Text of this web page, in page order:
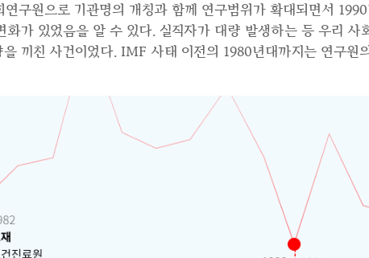
구원으로 기관명의 개칭과 함께 연구범위가 확대되면서
가 있었음을 알 수 있다. 실직자가 대량 발생하는 등 우리
끼친 사건이었다. IMF 사태 이전의 1980년대까지는 연구원